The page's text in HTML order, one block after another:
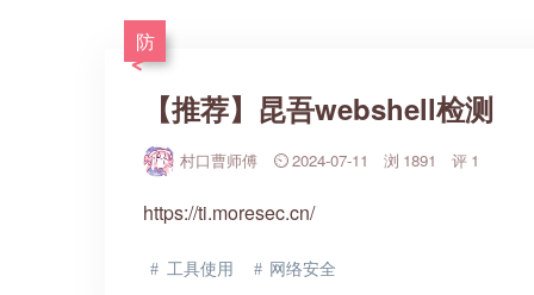
防
【推荐】昆吾webshell检测
村口曹师傅 2024-07-11 1891 1
https://ti.moresec.cn/
工具使用 网络安全